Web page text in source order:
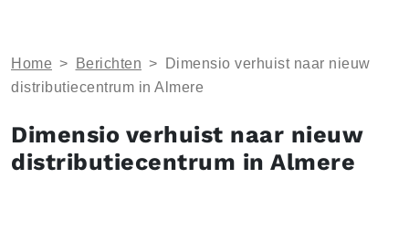
Home > Berichten >
Dimensio verhuist naar nieuw
distributiecentrum in Almere
Dimensio verhuist naar nieuw
distributiecentrum in Almere